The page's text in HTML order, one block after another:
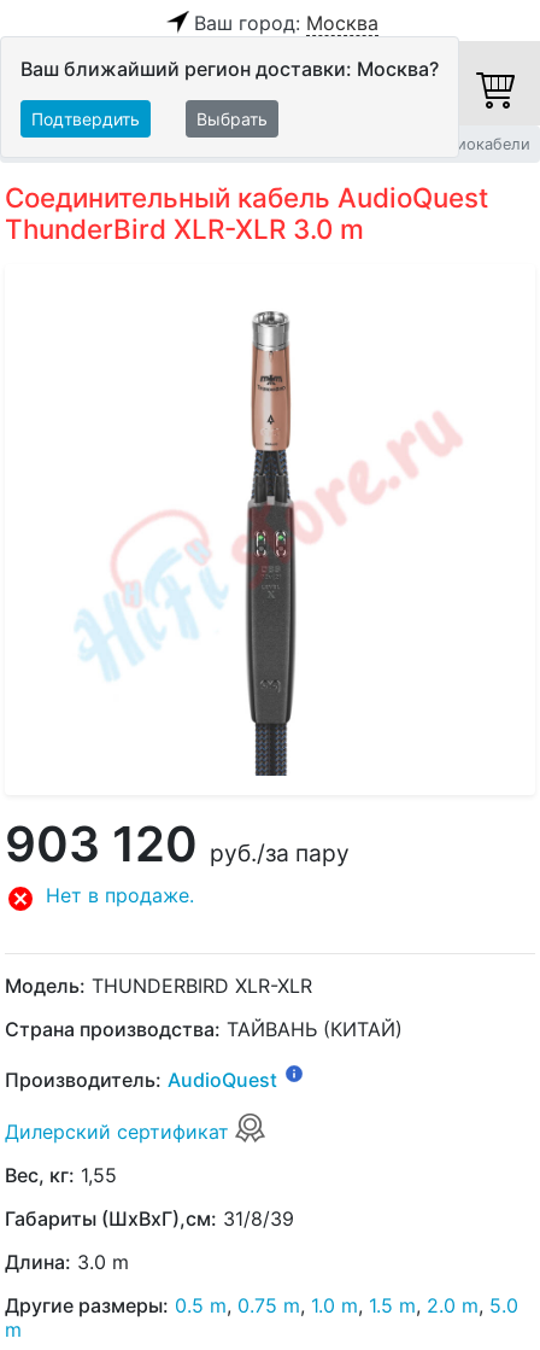
Ваш город: Москва
Ваш ближайший регион доставки: Москва?
Подтвердить Выбрать
Балансные аудиокабели
Соединительный кабель AudioQuest
ThunderBird XLR-XLR 3.0 m
903 120 руб./за пару
Нет в продаже.
Модель: THUNDERBIRD XLR-XLR
Страна производства: ТАЙВАНЬ (КИТАЙ)
Производитель: AudioQuest
Дилерский сертификат
Вес, кг: 1,55
Габариты (ШхВхГ),см: 31/8/39
Длина: 3.0 m
Другие размеры: 0.5 m, 0.75 m, 1.0 m, 1.5 m, 2.0 m, 5.0
m